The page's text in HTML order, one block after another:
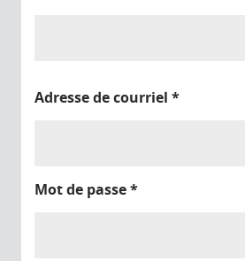
Adresse de courriel *
Mot de passe*